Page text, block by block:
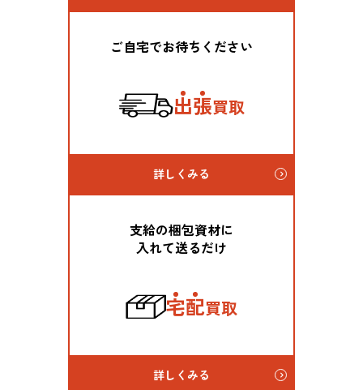
ご自宅でお待ちください
出張買取
詳しくみる
支給の梱包資材に
入れて送るだけ
宅配買取
詳しくみる